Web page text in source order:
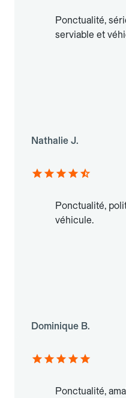
Ponctualité,
serviable et
Nathalie J.
Ponctualité,
véhicule.
Dominique B.
Ponctualité,